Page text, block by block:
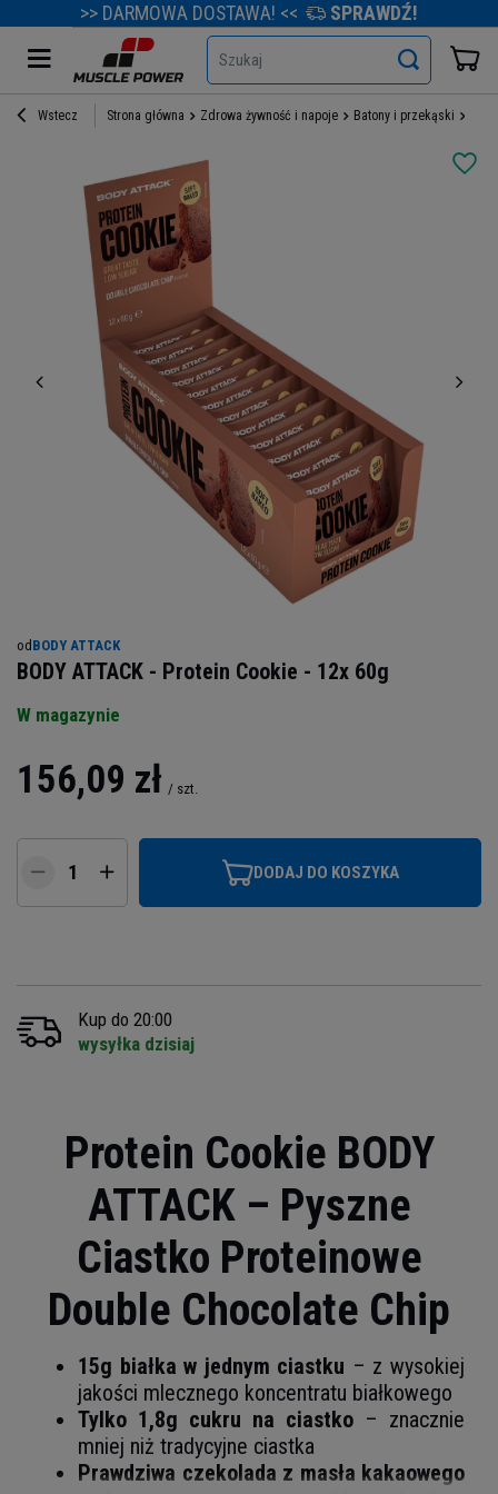
>> DARMOWA DOSTAWA! << SPRAWDŹ!
Szukaj
Wstecz Strona główna Zdrowa żywność i napoje Batony i przekąski
od BODY ATTACK
BODY ATTACK - Protein Cookie - 12x 60g
W magazynie
156,09 zł / szt.
DODAJ DO KOSZYKA
Kup do 20:00
wysyłka dzisiaj
Protein Cookie BODY
ATTACK – Pyszne
Ciastko Proteinowe
Double Chocolate Chip
15g białka w jednym ciastku – z wysokiej
jakości mlecznego koncentratu białkowego
Tylko 1,8g cukru na ciastko – znacznie
mniej niż tradycyjne ciastka
Prawdziwa czekolada z masła kakaowego